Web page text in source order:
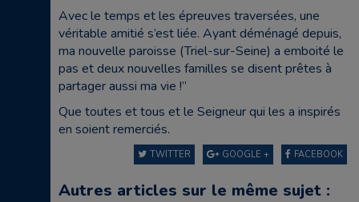
Avec le temps et les épreuves traversées, une
véritable amitié s’est liée. Ayant déménagé depuis,
ma nouvelle paroisse (Triel-sur-Seine) a emboité le
pas et deux nouvelles familles se disent prêtes à
partager aussi ma vie !”
Que toutes et tous et le Seigneur qui les a inspirés
en soient remerciés.
FACEBOOK
GOOGLE +
TWITTER
Autres articles sur le même sujet :